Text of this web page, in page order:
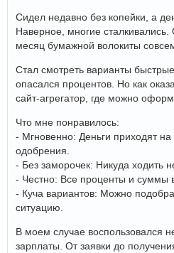
Сидел недавно без копейки, а
Наверное, многие
месяц бумажной волокиты
Стал смотреть варианты
опасался процентов. Но как
сайт-агрегатор, где можно
Что мне понравилось:
- Мгновенно: Деньги приходят на
одобрения.
- Без заморочек: Никуда ходить
- Честно: Все проценты и суммы
- Куча вариантов: Можно
ситуацию.
В моем случае воспользовался
зарплаты. От заявки до